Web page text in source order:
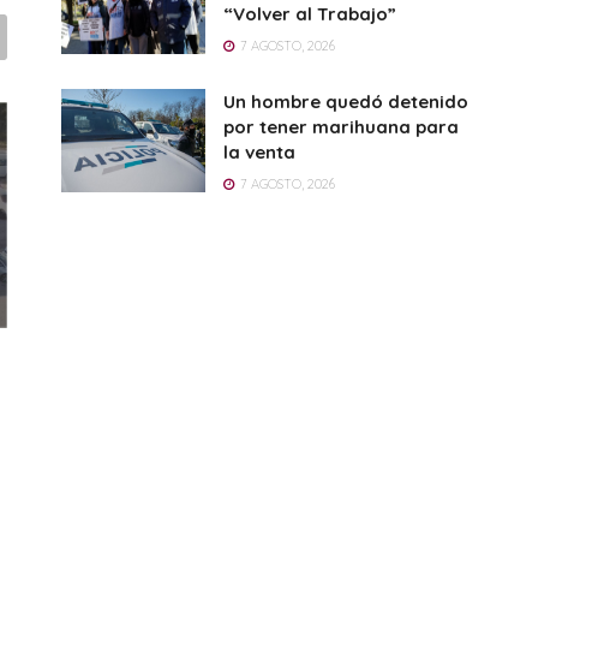
“Volver al Trabajo”
7 AGOSTO, 2026
Un hombre quedó detenido
por tener marihuana para
la venta
7 AGOSTO, 2026